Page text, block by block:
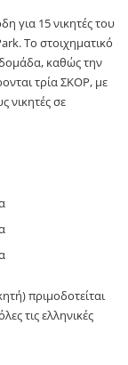
για 15 νικητές του
. Το στοιχηματικό
καθώς την
τρία ΣΚΟΡ, με
νικητές σε
πριμοδοτείται
τις ελληνικές